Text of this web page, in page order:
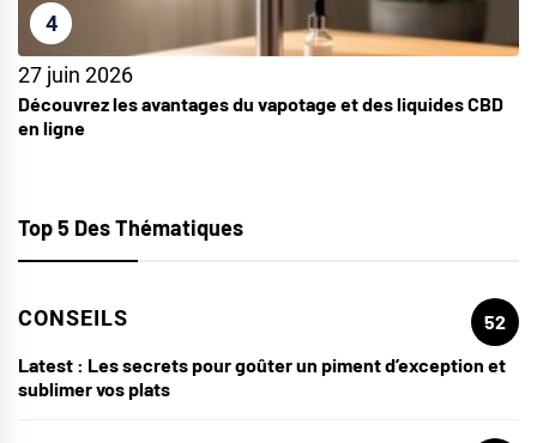
4
27 juin 2026
Découvrez les avantages du vapotage et des liquides CBD
en ligne
Top 5 Des Thématiques
CONSEILS
52
Latest : Les secrets pour goûter un piment d’exception et
sublimer vos plats